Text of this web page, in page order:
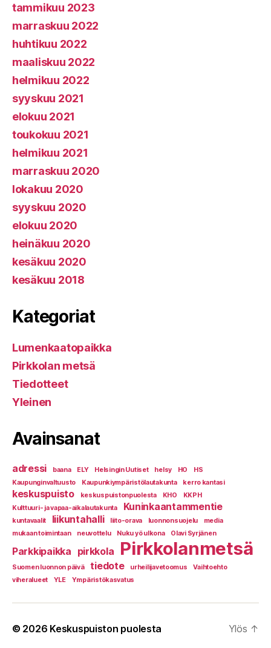
tammikuu 2023
marraskuu 2022
huhtikuu 2022
maaliskuu 2022
helmikuu 2022
syyskuu 2021
elokuu 2021
toukokuu 2021
helmikuu 2021
marraskuu 2020
lokakuu 2020
syyskuu 2020
elokuu 2020
heinäkuu 2020
kesäkuu 2020
kesäkuu 2018
Kategoriat
Lumenkaatopaikka
Pirkkolan metsä
Tiedotteet
Yleinen
Avainsanat
adressi baana ELY Helsingin Uutiset helsy HO
HS
Kaupunginvaltuusto
Kaupunkiympäristölautakunta kerro kantasi
keskuspuisto keskuspuistonpuolesta KHO
KKPH
Kulttuuri- ja vapaa-aikalautakunta
Kuninkaantammentie
kuntavaalit liikuntahalli liito-orava luonnonsuojelu
media
mukaan toimintaan
neuvottelu Nuku yö ulkona Olavi Syrjänen
Parkkipaikka pirkkola Pirkkolanmetsä
Suomen luonnon päivä tiedote urheilijavetoomus
Vaihtoehto
viheralueet
YLE Ympäristökasvatus
© 2026 Keskuspuiston puolesta Ylös ↑